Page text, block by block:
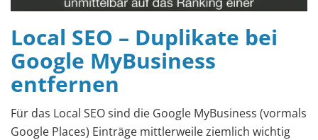
Local SEO – Duplikate bei
Google MyBusiness
entfernen
Für das Local SEO sind die Google MyBusiness (vormals
Google Places) Einträge mittlerweile ziemlich wichtig